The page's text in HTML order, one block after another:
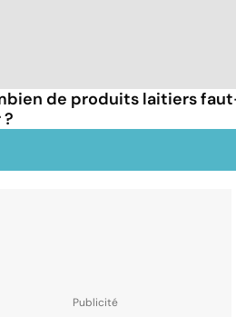
de produits laitiers